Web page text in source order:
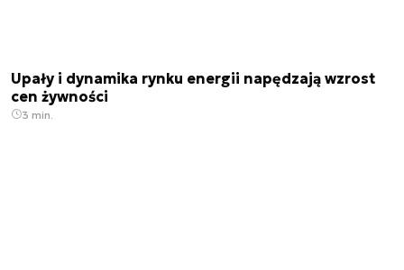
Upały i dynamika rynku energii napędzają wzrost
cen żywności
3 min.